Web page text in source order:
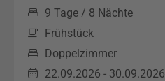
9 Tage / 8 Nächte
Frühstück
Doppelzimmer
22.09.2026 - 30.09.2026